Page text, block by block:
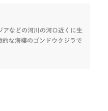
アなどの河川の河口近くに生
的な海棲のゴンドウクジラで